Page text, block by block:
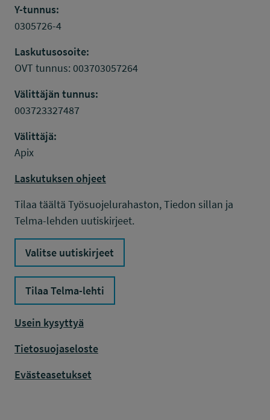
Y-tunnus:
0305726-4
Laskutusosoite:
OVT tunnus: 003703057264
Välittäjän tunnus:
003723327487
Välittäjä:
Apix
Laskutuksen ohjeet
Tilaa täältä Työsuojelurahaston, Tiedon sillan ja
Telma-lehden uutiskirjeet.
Valitse uutiskirjeet
Tilaa Telma-lehti
Usein kysyttyä
Tietosuojaseloste
Evästeasetukset